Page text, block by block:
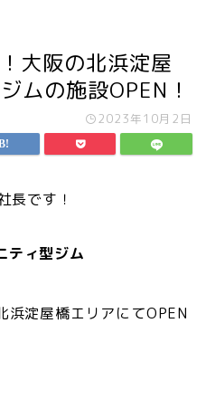
大阪の北浜淀屋
ムの施設OPEN！
2023年10月2日
長です！
ティ型ジム
浜淀屋橋エリアにてOPEN